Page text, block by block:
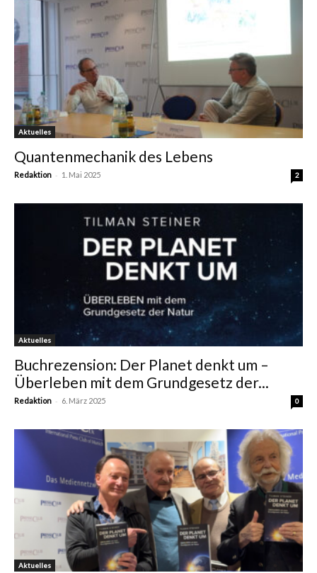
Aktuelles
Quantenmechanik des Lebens
Redaktion - 1. Mai 2025 2
Aktuelles
Buchrezension: Der Planet denkt um –
Überleben mit dem Grundgesetz der...
Redaktion - 6. März 2025 0
Aktuelles